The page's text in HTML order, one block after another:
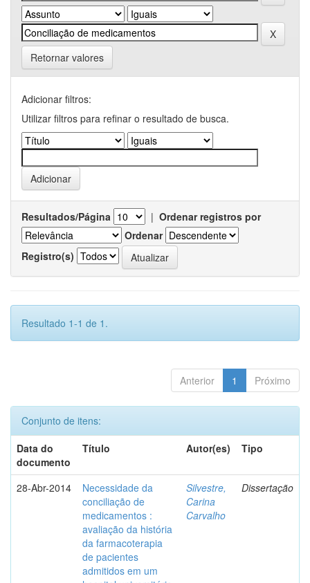
Retornar valores
Adicionar filtros:
Utilizar filtros para refinar o resultado de busca.
Resultados/Página | Ordenar registros por
Ordenar
Registro(s)
Resultado 1-1 de 1.
Anterior 1 Próximo
Conjunto de itens:
Data do
documento
Título Autor(es) Tipo
28-Abr-2014
Necessidade da
conciliação de
medicamentos :
avaliação da história
da farmacoterapia
de pacientes
admitidos em um
Silvestre,
Carina
Carvalho
Dissertação